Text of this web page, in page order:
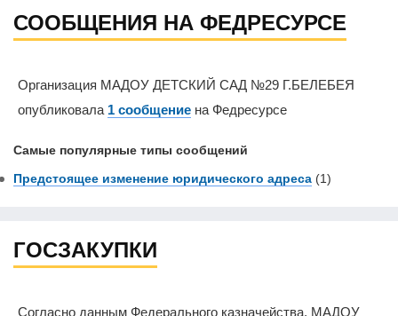
СООБЩЕНИЯ НА ФЕДРЕСУРСЕ
Организация МАДОУ ДЕТСКИЙ САД №29 Г.БЕЛЕБЕЯ
опубликовала 1 сообщение на Федресурсе
Самые популярные типы сообщений
Предстоящее изменение юридического адреса (1)
ГОСЗАКУПКИ
Согласно данным Федерального казначейства, МАДОУ